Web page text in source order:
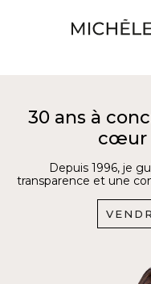
30 ans à
cœur
Depuis 1996, je
transparence et une